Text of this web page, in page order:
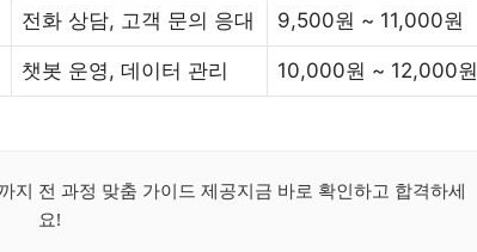
전화 상담, 고객 문의 응대 9,500원 ~ 11,000원
챗봇 운영, 데이터 관리 10,000원 ~ 12,000원
지 전 과정 맞춤 가이드 제공지금 바로 확인하고 합격하세
요!